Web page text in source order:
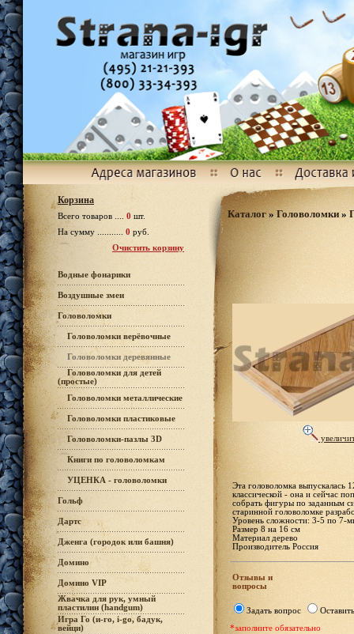
Корзина
Всего товаров .... 0 шт.
На сумму ........... 0 руб.
Очистить корзину
Водные фонарики
Воздушные змеи
Головоломки
Головоломки верёвочные
Головоломки деревянные
Головоломки для детей
(простые)
Головоломки металлические
Головоломки пластиковые
Головоломки-пазлы 3D
Книги по головоломкам
УЦЕНКА - головоломки
Гольф
Дартс
Дженга (городок или башня)
Домино
Домино VIP
Жвачка для рук, умный
пластилин (handgum)
Игра Го (и-го, i-go, бадук,
вейци)
Каталог»Головоломки»
Эта головоломка выпускалась
классической - она и сейчас
собрать фигуры по заданным
старинной головоломке
Уровень сложности: 3-5 по 7-
Размер 8 на 16 см
Материал дерево
Производитель Россия
Отзывы и
вопросы
Задать вопрос
*заполните обязательно